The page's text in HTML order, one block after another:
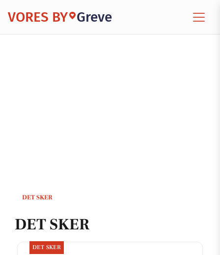
VORES BY Greve
DET SKER
DET SKER
DET SKER